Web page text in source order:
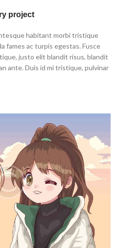
project
habitant morbi tristique
fames ac turpis egestas. Fusce
justo elit blandit risus, blandit
ante. Duis id mi tristique, pulvinar